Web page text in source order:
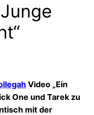
Video „Ein
One und Tarek zu
mit der